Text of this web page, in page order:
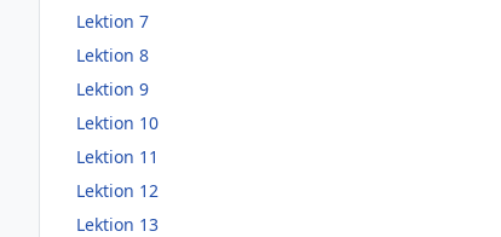
Lektion 7
Lektion 8
Lektion 9
Lektion 10
Lektion 11
Lektion 12
Lektion 13